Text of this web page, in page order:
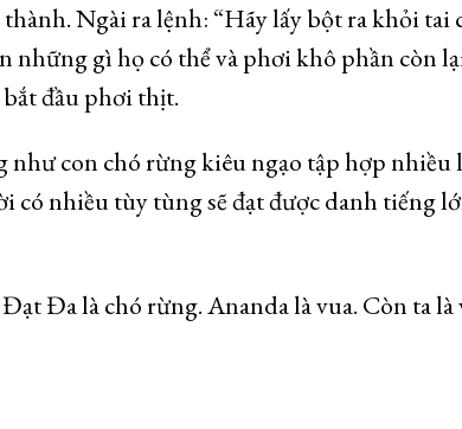
Ngài ra lệnh: “Hãy lấy bột ra khỏi tai
gì họ có thể và phơi khô phần còn
đầu phơi thịt.
như con chó rừng kiêu ngạo tập hợp nhiều
có nhiều tùy tùng sẽ đạt được danh tiếng
Đa là chó rừng. Ananda là vua. Còn ta là